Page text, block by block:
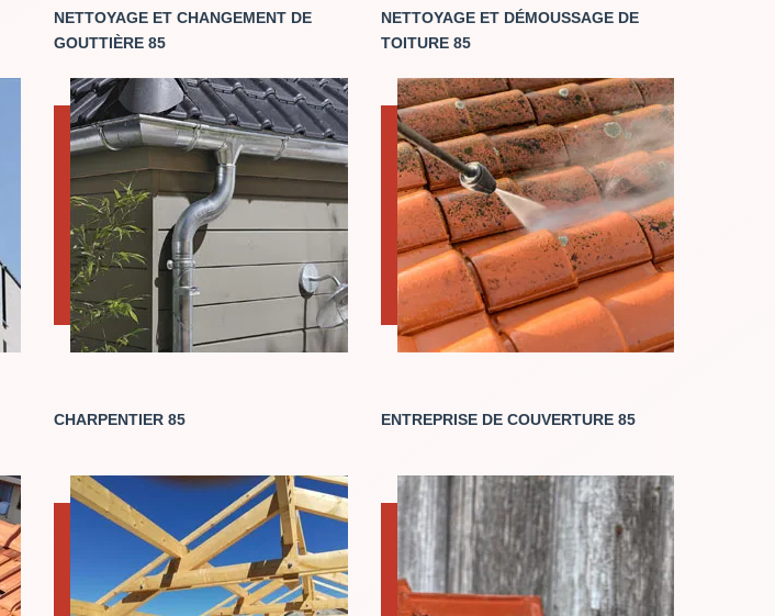
NETTOYAGE ET CHANGEMENT DE
GOUTTIÈRE 85
NETTOYAGE ET DÉMOUSSAGE DE
TOITURE 85
CHARPENTIER 85 ENTREPRISE DE COUVERTURE 85